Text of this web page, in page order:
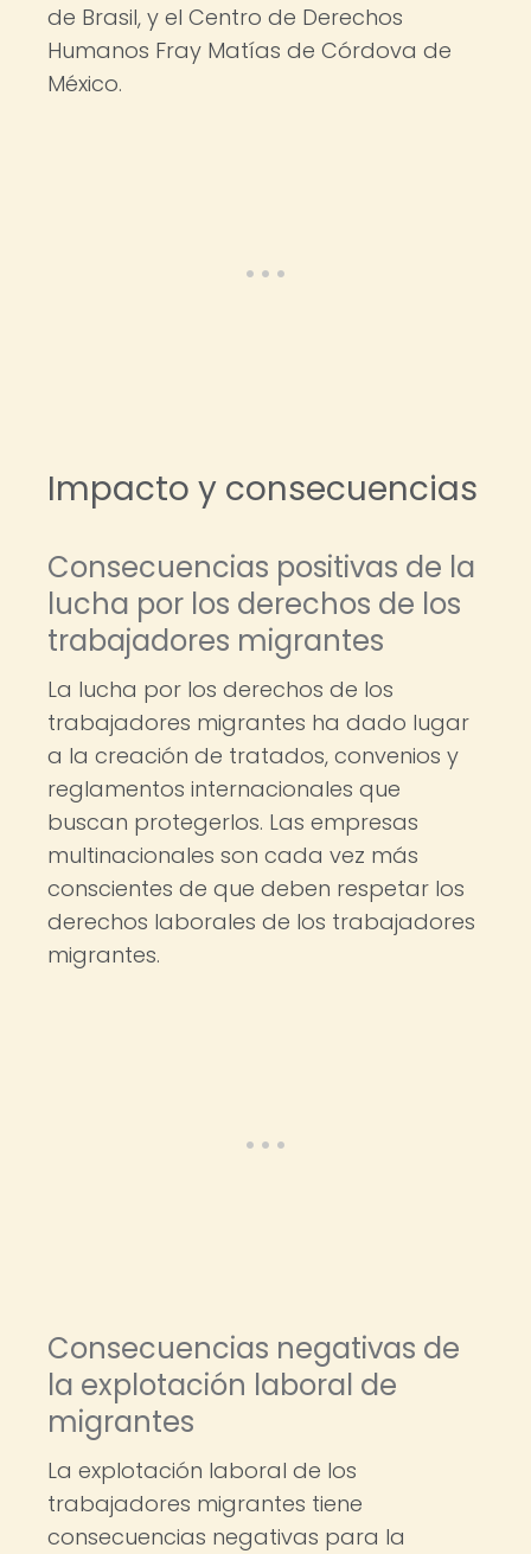
de Brasil, y el Centro de Derechos
Humanos Fray Matías de Córdova de
México.
Impacto y consecuencias
Consecuencias positivas de la
lucha por los derechos de los
trabajadores migrantes
La lucha por los derechos de los
trabajadores migrantes ha dado lugar
a la creación de tratados, convenios y
reglamentos internacionales que
buscan protegerlos. Las empresas
multinacionales son cada vez más
conscientes de que deben respetar los
derechos laborales de los trabajadores
migrantes.
Consecuencias negativas de
la explotación laboral de
migrantes
La explotación laboral de los
trabajadores migrantes tiene
consecuencias negativas para la